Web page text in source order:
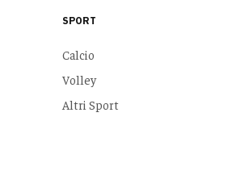
SPORT
Calcio
Volley
Altri Sport